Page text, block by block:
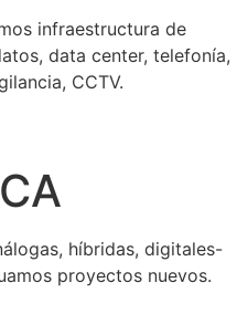
infraestructura de
data center, telefonía,
CCTV.
híbridas, digitales-
proyectos nuevos.